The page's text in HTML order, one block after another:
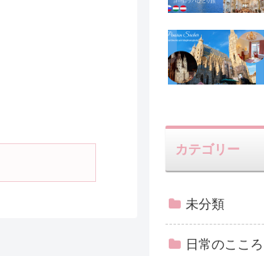
カテゴリー
未分類
日常のこころ